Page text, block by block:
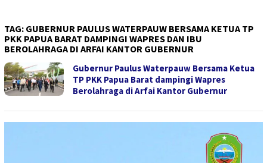
TAG: GUBERNUR PAULUS WATERPAUW BERSAMA KETUA TP
PKK PAPUA BARAT DAMPINGI WAPRES DAN IBU
BEROLAHRAGA DI ARFAI KANTOR GUBERNUR
Gubernur Paulus Waterpauw Bersama Ketua
TP PKK Papua Barat dampingi Wapres
Berolahraga di Arfai Kantor Gubernur